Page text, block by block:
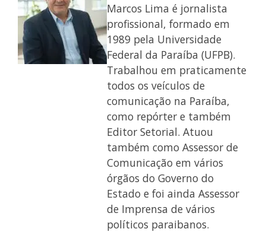
Marcos Lima é jornalista
profissional, formado em
1989 pela Universidade
Federal da Paraíba (UFPB).
Trabalhou em praticamente
todos os veículos de
comunicação na Paraíba,
como repórter e também
Editor Setorial. Atuou
também como Assessor de
Comunicação em vários
órgãos do Governo do
Estado e foi ainda Assessor
de Imprensa de vários
políticos paraibanos.